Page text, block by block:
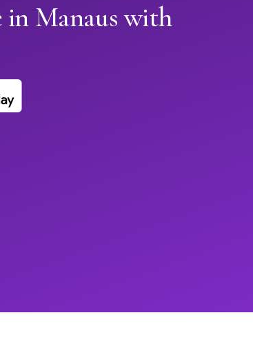
in Manaus with